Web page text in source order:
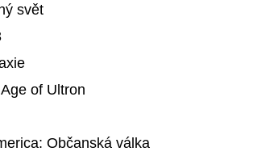
svět
of Ultron
Občanská válka